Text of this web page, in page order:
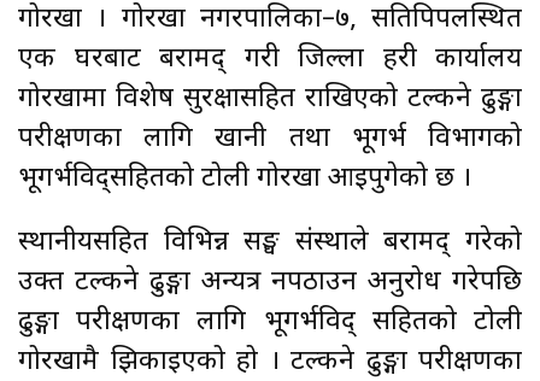
गोरखा । गोरखा नगरपालिका–७, सतिपिपलस्थित
एक घरबाट बरामद् गरी जिल्ला प्रहरी कार्यालय
गोरखामा विशेष सुरक्षासहित राखिएको टल्कने ढुङ्गा
परीक्षणका लागि खानी तथा भूगर्भ विभागको
भूगर्भविद्सहितको टोली गोरखा आइपुगेको छ ।
स्थानीयसहित विभिन्न सङ्घ संस्थाले बरामद् गरेको
उक्त टल्कने ढुङ्गा अन्यत्र नपठाउन अनुरोध गरेपछि
ढुङ्गा परीक्षणका लागि भूगर्भविद् सहितको टोली
गोरखामै झिकाइएको हो । टल्कने ढुङ्गा परीक्षणका